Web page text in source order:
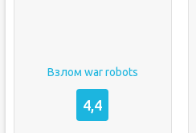
Взлом war robots
4,4